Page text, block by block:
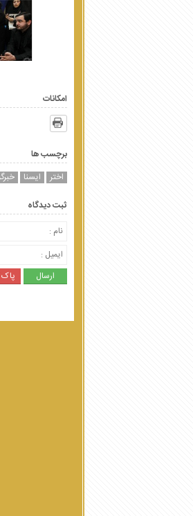
امکانات
برچسب ها
اختر
ایسنا
ثبت دیدگاه